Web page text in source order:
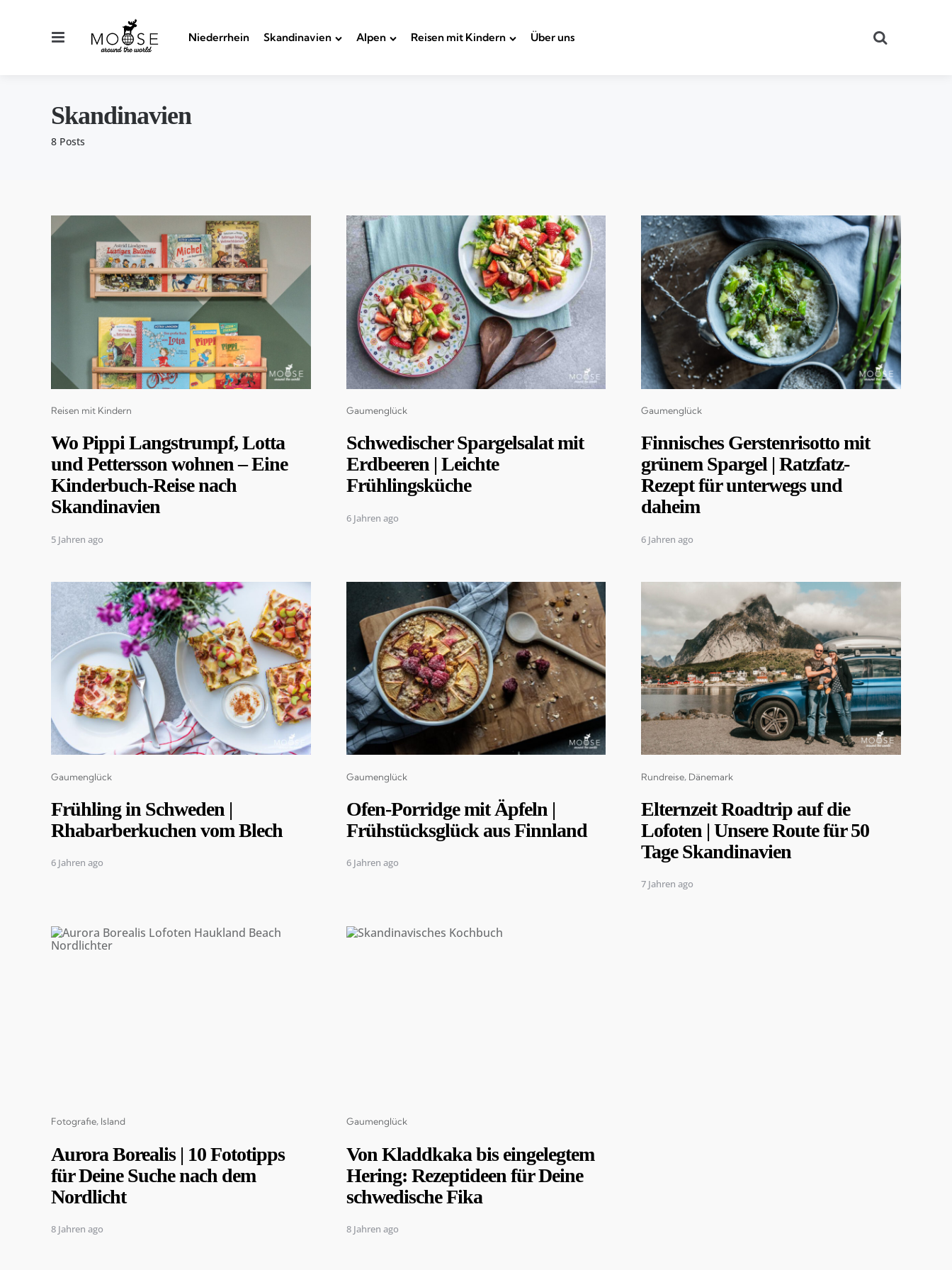
Menu Niederrhein Skandinavien Alpen Reisen mit Kindern Über uns
8 Posts
Skandinavien
Categories
Reisen mit Kindern
Wo Pippi Langstrumpf, Lotta
und Pettersson wohnen – Eine
Kinderbuch-Reise nach
Skandinavien
5 Jahren ago
Categories
Gaumenglück
Schwedischer Spargelsalat mit
Erdbeeren | Leichte
Frühlingsküche
6 Jahren ago
Categories
Gaumenglück
Finnisches Gerstenrisotto mit
grünem Spargel | Ratzfatz-
Rezept für unterwegs und
daheim
6 Jahren ago
Categories
Gaumenglück
Frühling in Schweden |
Rhabarberkuchen vom Blech
6 Jahren ago
Categories
Gaumenglück
Ofen-Porridge mit Äpfeln |
Frühstücksglück aus Finnland
6 Jahren ago
Categories
Rundreise Dänemark
Elternzeit Roadtrip auf die
Lofoten | Unsere Route für 50
Tage Skandinavien
7 Jahren ago
Categories
Fotografie Island
Aurora Borealis | 10 Fototipps
für Deine Suche nach dem
Nordlicht
8 Jahren ago
Categories
Gaumenglück
Von Kladdkaka bis eingelegtem
Hering: Rezeptideen für Deine
schwedische Fika
8 Jahren ago